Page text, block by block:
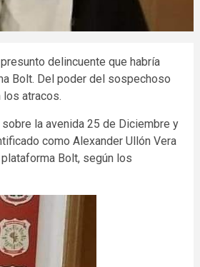
delincuente que habría
Bolt. Del poder del sospechoso
los atracos.
la avenida 25 de Diciembre y
como Alexander Ullón Vera
Bolt, según los